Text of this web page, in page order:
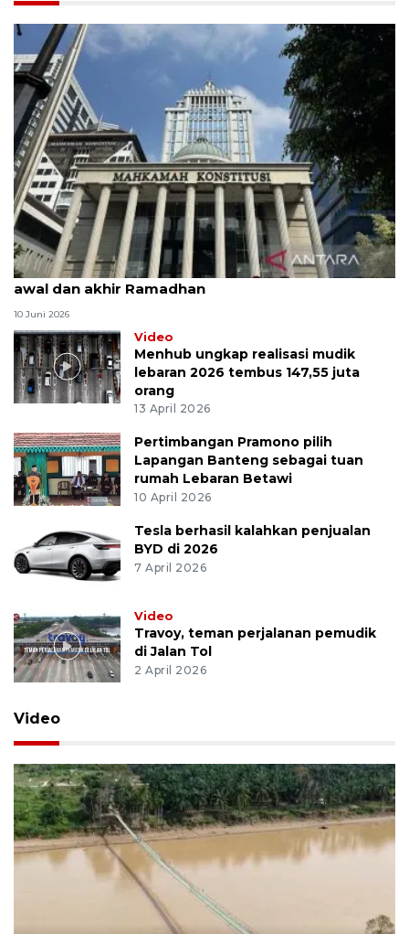
MK uji materi UU Peradilan Agama perihal isbat
awal dan akhir Ramadhan
10 Juni 2026
Video
Menhub ungkap realisasi mudik
lebaran 2026 tembus 147,55 juta
orang
13 April 2026
Pertimbangan Pramono pilih
Lapangan Banteng sebagai tuan
rumah Lebaran Betawi
10 April 2026
Tesla berhasil kalahkan penjualan
BYD di 2026
7 April 2026
Video
Travoy, teman perjalanan pemudik
di Jalan Tol
2 April 2026
Video